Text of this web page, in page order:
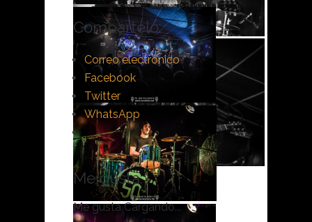
Compártelo:
Correo electrónico
Facebook
Twitter
WhatsApp
Me gusta:
Me gusta Cargando...